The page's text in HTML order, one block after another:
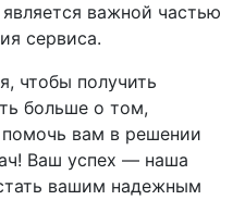
важной частью
сервиса.
чтобы получить
больше о том,
вам в решении
Ваш успех — наша
вашим надежным